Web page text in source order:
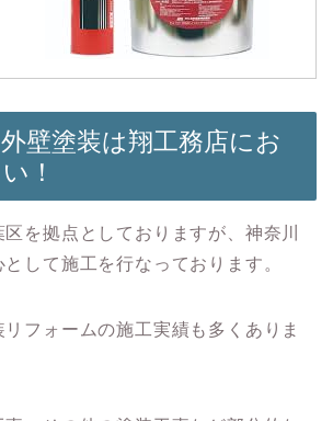
壁塗装は翔工務店にお
！
を拠点としておりますが、神奈川
して施工を行なっております。
フォームの施工実績も多くありま